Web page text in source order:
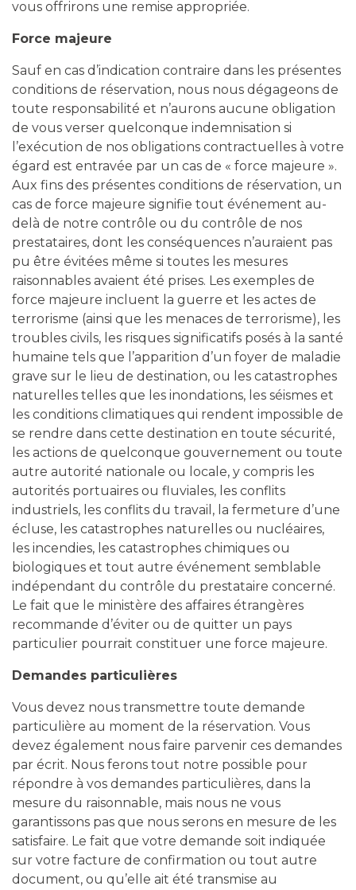
vous offrirons une remise appropriée.
Force majeure
Sauf en cas d’indication contraire dans les présentes
conditions de réservation, nous nous dégageons de
toute responsabilité et n’aurons aucune obligation
de vous verser quelconque indemnisation si
l’exécution de nos obligations contractuelles à votre
égard est entravée par un cas de « force majeure ».
Aux fins des présentes conditions de réservation, un
cas de force majeure signifie tout événement au-
delà de notre contrôle ou du contrôle de nos
prestataires, dont les conséquences n’auraient pas
pu être évitées même si toutes les mesures
raisonnables avaient été prises. Les exemples de
force majeure incluent la guerre et les actes de
terrorisme (ainsi que les menaces de terrorisme), les
troubles civils, les risques significatifs posés à la santé
humaine tels que l’apparition d’un foyer de maladie
grave sur le lieu de destination, ou les catastrophes
naturelles telles que les inondations, les séismes et
les conditions climatiques qui rendent impossible de
se rendre dans cette destination en toute sécurité,
les actions de quelconque gouvernement ou toute
autre autorité nationale ou locale, y compris les
autorités portuaires ou fluviales, les conflits
industriels, les conflits du travail, la fermeture d’une
écluse, les catastrophes naturelles ou nucléaires,
les incendies, les catastrophes chimiques ou
biologiques et tout autre événement semblable
indépendant du contrôle du prestataire concerné.
Le fait que le ministère des affaires étrangères
recommande d’éviter ou de quitter un pays
particulier pourrait constituer une force majeure.
Demandes particulières
Vous devez nous transmettre toute demande
particulière au moment de la réservation. Vous
devez également nous faire parvenir ces demandes
par écrit. Nous ferons tout notre possible pour
répondre à vos demandes particulières, dans la
mesure du raisonnable, mais nous ne vous
garantissons pas que nous serons en mesure de les
satisfaire. Le fait que votre demande soit indiquée
sur votre facture de confirmation ou tout autre
document, ou qu’elle ait été transmise au